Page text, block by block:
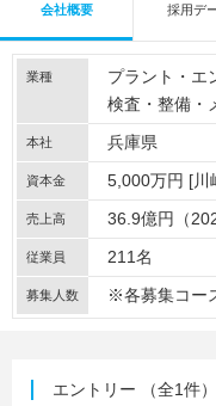
会社概要 採用デ
業種 プラント・エ
検査・整備・
本社 兵庫県
資本金 5,000万円 [
売上高 36.9億円（
従業員 211名
募集人数 ※各募集コー
エントリー （全1件）